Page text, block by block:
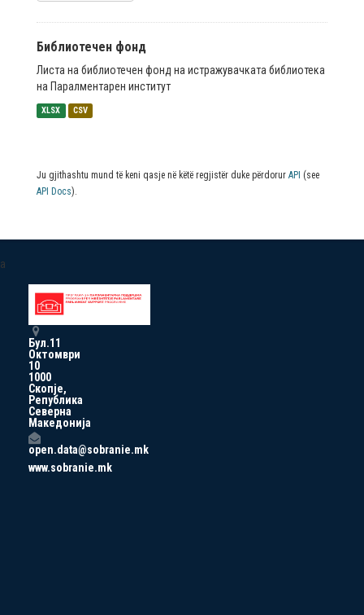
Библиотечен фонд
Листа на библиотечен фонд на истражувачката библиотека
на Паралментарен институт
XLSX CSV
Ju gjithashtu mund të keni qasje në këtë regjistër duke përdorur API (see
API Docs).
a
Бул.11
Октомври
10
1000
Скопје,
Република
Северна
Македонија
open.data@sobranie.mk
www.sobranie.mk